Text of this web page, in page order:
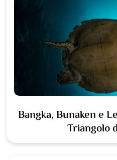
Bangka, Bunaken e
Triangolo